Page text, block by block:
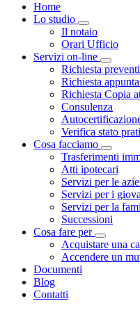
Home
Lo studio
Toggle
Il notaio
Orari Ufficio
Servizi on-line
Toggle
Richiesta
Richiesta
Richiesta Copia
Consulenza
Verifica stato
Cosa facciamo
Toggle
Trasferimenti
Atti ipotecari
Servizi per le
Servizi per i
Servizi per la
Successioni
Cosa fare per
Toggle
Acquistare una
Accendere un
Documenti
Blog
Contatti